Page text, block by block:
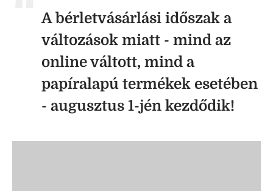
A bérletvásárlási időszak a
változások miatt - mind az
online váltott, mind a
papíralapú termékek esetében
- augusztus 1-jén kezdődik!